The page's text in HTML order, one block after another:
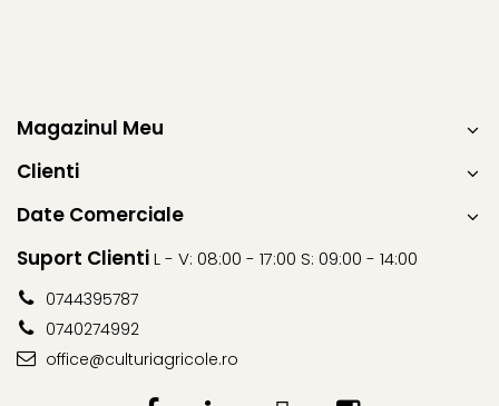
Insecticide
LEGUME
Fungicide
Biostimulatori
Fertilizanți foliari
LEGUMINOASE
Tratament semințe
Biostimulatori
PEPINIERE
Fertilizanți foliari
PIERSIC
Fungicide
Insecticide
Biostimulatori
Magazinul Meu
Clienti
Date Comerciale
Suport ClientiL - V: 08:00 - 17:00 S: 09:00 - 14:00
0744395787
0740274992
office@culturiagricole.ro